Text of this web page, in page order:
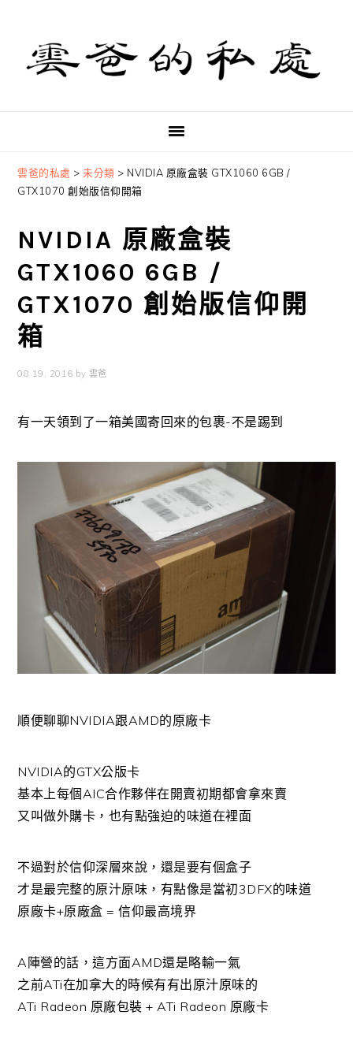
primary
navigation
content
primary
sidebar
雲爸的私處 >未分類 > NVIDIA 原廠盒裝 GTX1060 6GB /
GTX1070 創始版信仰開箱
NVIDIA 原廠盒裝
GTX1060 6GB /
GTX1070 創始版信仰開
箱
08 19, 2016 by 雲爸
有一天領到了一箱美國寄回來的包裹-不是踢到
順便聊聊NVIDIA跟AMD的原廠卡
NVIDIA的GTX公版卡
基本上每個AIC合作夥伴在開賣初期都會拿來賣
又叫做外購卡，也有點強迫的味道在裡面
不過對於信仰深層來說，還是要有個盒子
才是最完整的原汁原味，有點像是當初3DFX的味道
原廠卡+原廠盒 = 信仰最高境界
A陣營的話，這方面AMD還是略輸一氣
之前ATi在加拿大的時候有有出原汁原味的
ATi Radeon 原廠包裝 + ATi Radeon 原廠卡